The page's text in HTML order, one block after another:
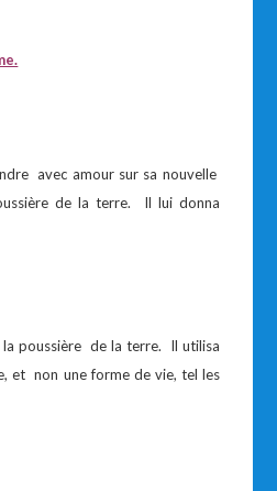
avec amour sur sa nouvelle
de la terre. Il lui donna
la poussière de la terre. Il utilisa
et non une forme de vie, tel les